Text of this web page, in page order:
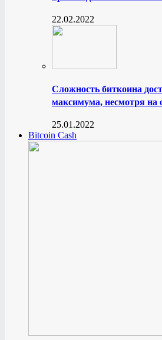
22.02.2022
Сложность биткоина
максимума, несмотря на
25.01.2022
Bitcoin Cash